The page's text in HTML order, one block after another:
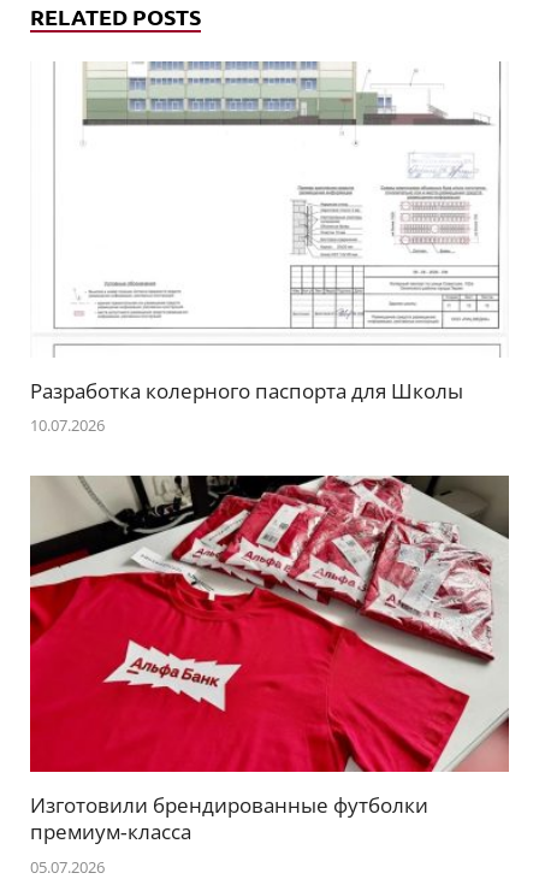
RELATED POSTS
Разработка колерного паспорта для Школы
10.07.2026
Изготовили брендированные футболки
премиум‑класса
05.07.2026